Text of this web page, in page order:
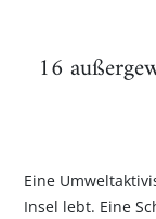
16
Eine
Insel lebt. Eine